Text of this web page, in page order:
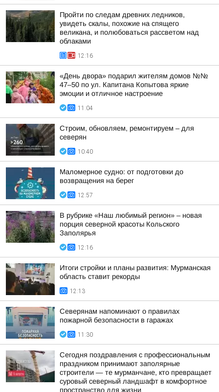
Пройти по следам древних ледников,
увидеть скалы, похожие на спящего
великана, и полюбоваться рассветом над
облаками
12:16
«День двора» подарил жителям домов №№
47–50 по ул. Капитана Копытова яркие
эмоции и отличное настроение
11:04
Строим, обновляем, ремонтируем – для
северян
10:40
Маломерное судно: от подготовки до
возвращения на берег
12:57
В рубрике «Наш любимый регион» – новая
порция северной красоты Кольского
Заполярья
12:16
Итоги стройки и планы развития: Мурманская
область ставит рекорды
12:13
Северянам напоминают о правилах
пожарной безопасности в гаражах
11:30
Сегодня поздравления с профессиональным
праздником принимают заполярные
строители — те мурманчане, кто превращает
суровый северный ландшафт в комфортное
пространство для жизни